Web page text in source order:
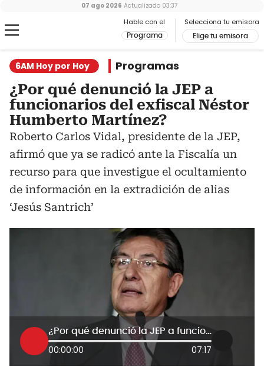
Hable con el
Programa
Selecciona tu emisora
Elige tu emisora
07 ago 2026 Actualizado 03:37
6AM Hoy por Hoy Programas
¿Por qué denunció la JEP a
funcionarios del exfiscal Néstor
Humberto Martínez?
Roberto Carlos Vidal, presidente de la JEP,
afirmó que ya se radicó ante la Fiscalía un
recurso para que investigue el ocultamiento
de información en la extradición de alias
‘Jesús Santrich’
¿Por qué denunció la JEP a funcionarios del exfiscal Néstor Humberto Martínez?
00:00:00 07:17